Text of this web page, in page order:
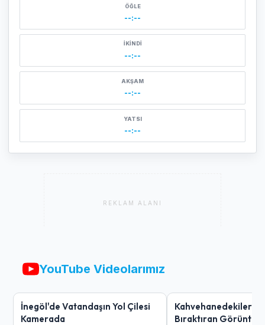
ÖĞLE
--:--
İKINDI
--:--
AKŞAM
--:--
YATSI
--:--
REKLAM ALANI
YouTube Videolarımız
İnegöl'de Vatandaşın Yol Çilesi
Kamerada
Kahvehanedekiler
Bıraktıran Görüntü!